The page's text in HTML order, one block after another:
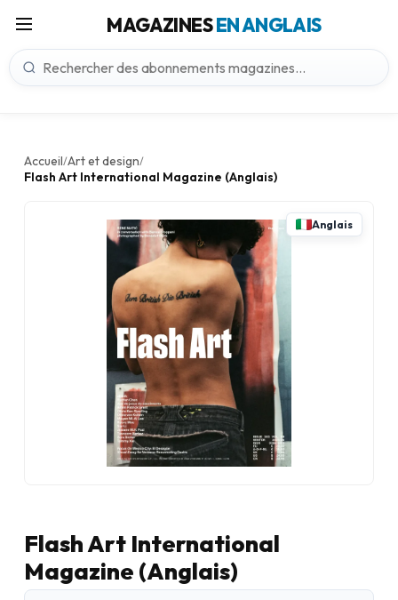
MAGAZINESEN ANGLAIS
Accueil/Art et design/
Flash Art International Magazine (Anglais)
Anglais
Flash Art International
Magazine (Anglais)